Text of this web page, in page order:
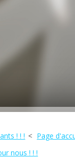
! ! !
Page
nous ! ! !